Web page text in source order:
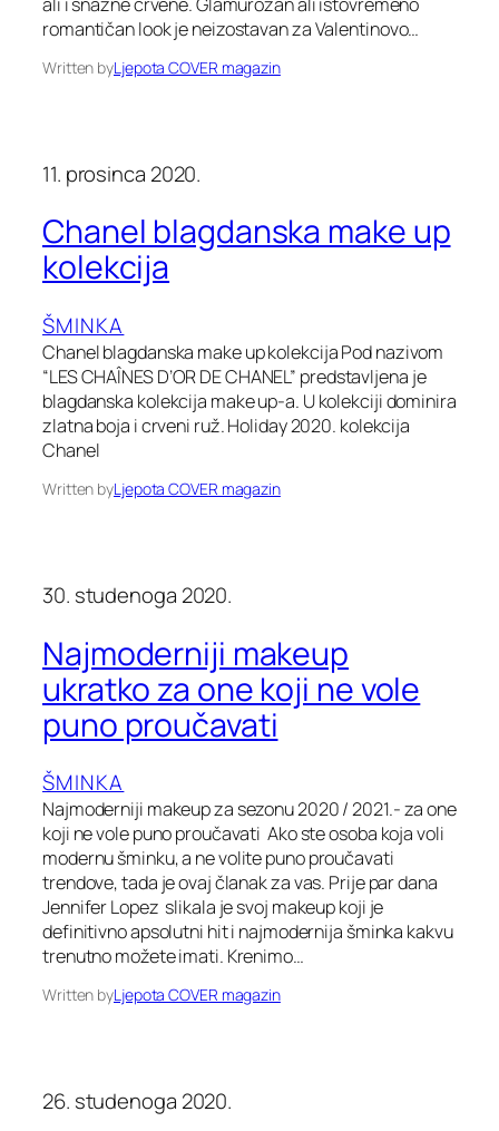
romantičan look je neizostavan za Valentinovo…
Written byLjepota COVER magazin
11. prosinca 2020.
Chanel blagdanska make up
kolekcija
ŠMINKA
Chanel blagdanska make up kolekcija Pod nazivom
“LES CHAÎNES D’OR DE CHANEL” predstavljena je
blagdanska kolekcija make up-a. U kolekciji dominira
zlatna boja i crveni ruž. Holiday 2020. kolekcija
Chanel
Written byLjepota COVER magazin
30. studenoga 2020.
Najmoderniji makeup
ukratko za one koji ne vole
puno proučavati
ŠMINKA
Najmoderniji makeup za sezonu 2020 / 2021.- za one
koji ne vole puno proučavati Ako ste osoba koja voli
modernu šminku, a ne volite puno proučavati
trendove, tada je ovaj članak za vas. Prije par dana
Jennifer Lopez slikala je svoj makeup koji je
definitivno apsolutni hit i najmodernija šminka kakvu
trenutno možete imati. Krenimo…
Written byLjepota COVER magazin
26. studenoga 2020.